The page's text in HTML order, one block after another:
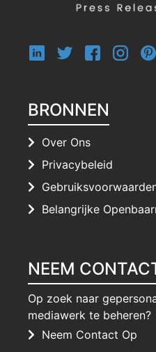
BRONNEN
Over Ons
Privacybeleid
Belangrijke
NEEM
Op zoek naar
mediawerk te beheren?
Neem Contact Op